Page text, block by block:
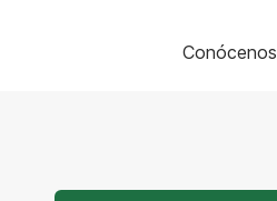
Conócenos